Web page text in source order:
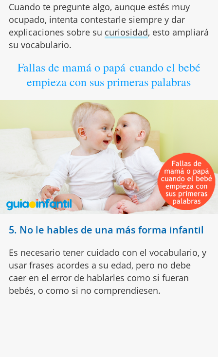
Cuando te pregunte algo, aunque estés muy
ocupado, intenta contestarle siempre y dar
explicaciones sobre su curiosidad, esto ampliará
su vocabulario.
Fallas de mamá o papá cuando el bebé
empieza con sus primeras palabras
5. No le hables de una más forma infantil
Es necesario tener cuidado con el vocabulario, y
usar frases acordes a su edad, pero no debe
caer en el error de hablarles como si fueran
bebés, o como si no comprendiesen.